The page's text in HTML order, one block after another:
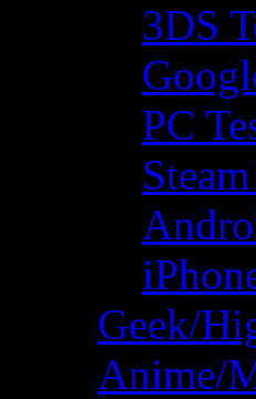
3DS
PC
Geek/
Anime/